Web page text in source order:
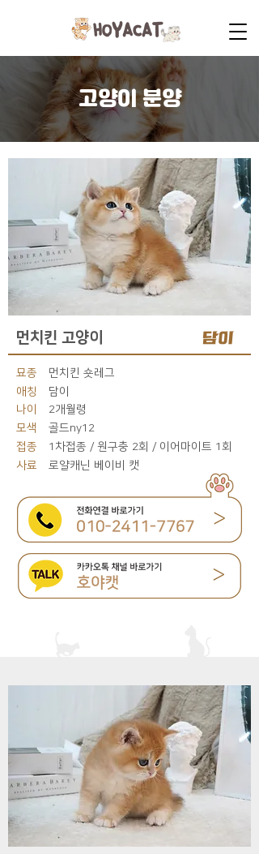
고양이 분양
먼치킨 고양이 담이
묘종
먼치킨 숏레그
애칭
담이
나이
2개월령
모색
골드ny12
접종
1차접종 / 원구충 2회 / 이어마이트 1회
사료
로얄캐닌 베이비 캣